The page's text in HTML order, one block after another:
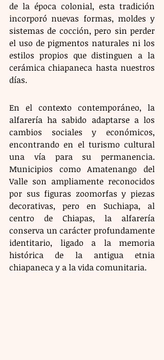
de la época colonial, esta tradición
incorporó nuevas formas, moldes y
sistemas de cocción, pero sin perder
el uso de pigmentos naturales ni los
estilos propios que distinguen a la
cerámica chiapaneca hasta nuestros
días.
En el contexto contemporáneo, la
alfarería ha sabido adaptarse a los
cambios sociales y económicos,
encontrando en el turismo cultural
una vía para su permanencia.
Municipios como Amatenango del
Valle son ampliamente reconocidos
por sus figuras zoomorfas y piezas
decorativas, pero en Suchiapa, al
centro de Chiapas, la alfarería
conserva un carácter profundamente
identitario, ligado a la memoria
histórica de la antigua etnia
chiapaneca y a la vida comunitaria.